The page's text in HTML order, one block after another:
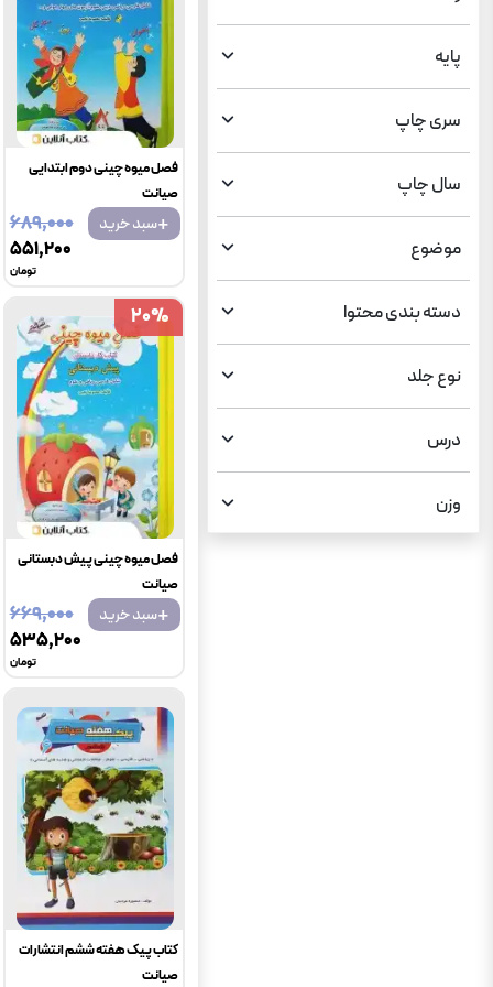
پایه
سری چاپ
سال چاپ
موضوع
دسته بندی محتوا
نوع جلد
درس
وزن
فصل میوه چینی دوم ابتدایی
صیانت
+سبد خرید
۶۸۹٬۰۰۰
۵۵۱٬۲۰۰
تومان
فصل میوه چینی پیش دبستانی
صیانت
+سبد خرید
۶۶۹٬۰۰۰
۵۳۵٬۲۰۰
تومان
20%
20%
کتاب پیک هفته ششم انتشارات
صیانت